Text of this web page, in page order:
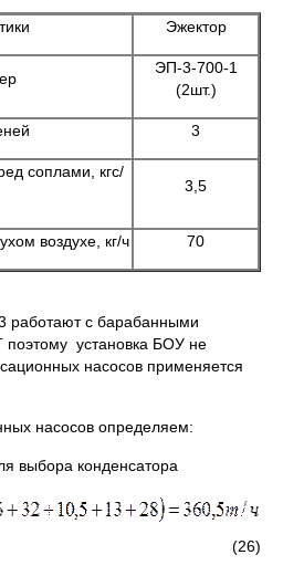
Эжектор
ЭП-3-700-1
(2шт.)
3
соплами, кгс/
3,5
воздухе, кг/ч 70
работают с барабанными
поэтому установка БОУ не
насосов применяется
насосов определяем:
выбора конденсатора
(26)